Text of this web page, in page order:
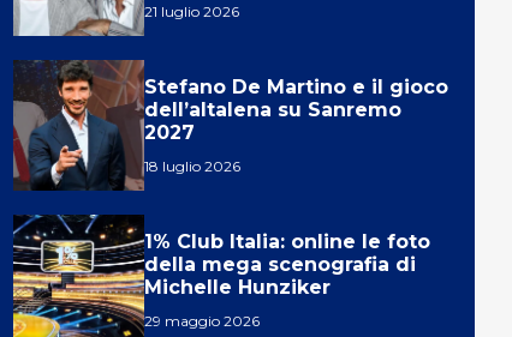
21 luglio 2026
Stefano De Martino e il gioco
dell’altalena su Sanremo
2027
18 luglio 2026
1% Club Italia: online le foto
della mega scenografia di
Michelle Hunziker
29 maggio 2026